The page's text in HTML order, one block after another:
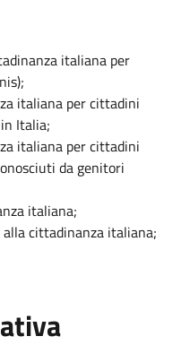
italiana per
italiana per cittadini
Italia;
italiana per cittadini
da genitori
italiana;
cittadinanza italiana;